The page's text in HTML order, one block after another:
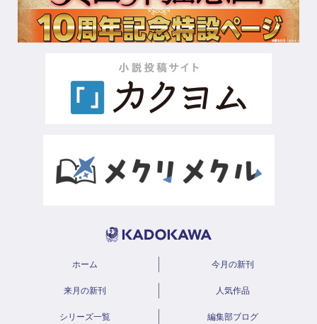
ホーム 今月の新刊
来月の新刊 人気作品
シリーズ一覧 編集部ブログ